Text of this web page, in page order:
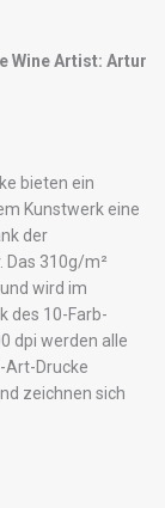
WineArtist: Artur
bieten ein
Kunstwerk eine
der
Das 310g/m²
wird im
des 10-Farb-
dpi werden alle
Art-Drucke
zeichnen sich